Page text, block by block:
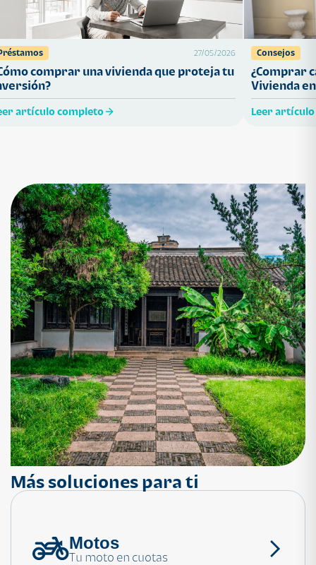
27/05/2026
comprar una vivienda que proteja tu
artículo completo
Consejos
¿Comprar
Vivienda
Leer
¿Necesitas ayuda?
Más soluciones para ti
Motos
Tu moto en cuotas